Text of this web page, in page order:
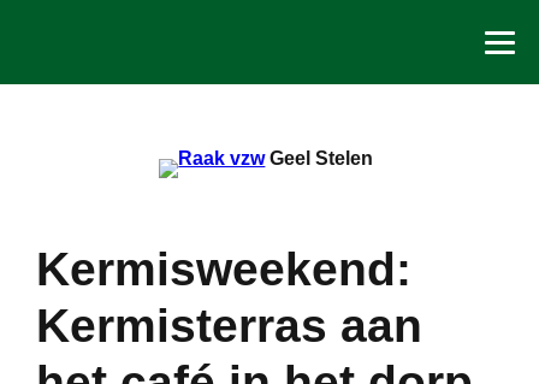
Geel Stelen
Kermisweekend:
Kermisterras aan